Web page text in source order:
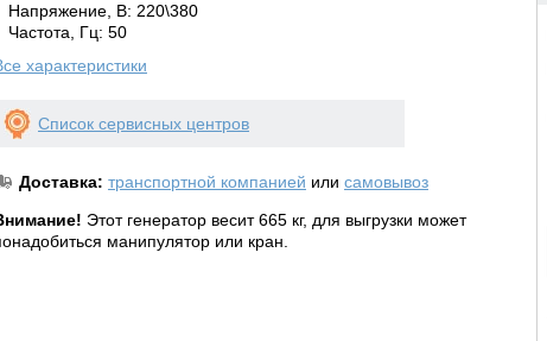
Напряжение, В: 220\380
Частота, Гц: 50
характеристики
Список сервисных центров
Доставка: транспортной компанией или самовывоз
Этот генератор весит 665 кг, для выгрузки может
манипулятор или кран.